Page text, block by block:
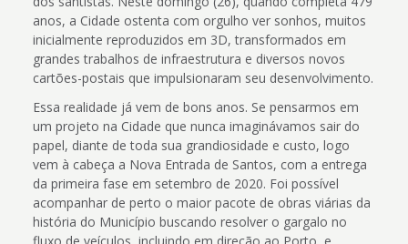
anos, a Cidade ostenta com orgulho ver sonhos, muitos
inicialmente reproduzidos em 3D, transformados em
grandes trabalhos de infraestrutura e diversos novos
cartões-postais que impulsionaram seu desenvolvimento.
Essa realidade já vem de bons anos. Se pensarmos em
um projeto na Cidade que nunca imaginávamos sair do
papel, diante de toda sua grandiosidade e custo, logo
vem à cabeça a Nova Entrada de Santos, com a entrega
da primeira fase em setembro de 2020. Foi possível
acompanhar de perto o maior pacote de obras viárias da
história do Município buscando resolver o gargalo no